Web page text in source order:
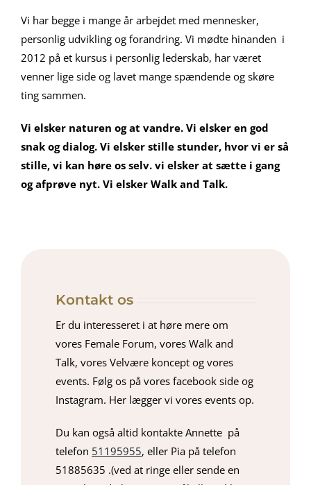
Vi har begge i mange år arbejdet med mennesker,
personlig udvikling og forandring. Vi mødte hinanden i
2012 på et kursus i personlig lederskab, har været
venner lige side og lavet mange spændende og skøre
ting sammen.
Vi elsker naturen og at vandre. Vi elsker en god
snak og dialog. Vi elsker stille stunder, hvor vi er så
stille, vi kan høre os selv. vi elsker at sætte i gang
og afprøve nyt. Vi elsker Walk and Talk.
Kontakt os
Er du interesseret i at høre mere om
vores Female Forum, vores Walk and
Talk, vores Velvære koncept og vores
events. Følg os på vores facebook side og
Instagram. Her lægger vi vores events op.
Du kan også altid kontakte Annette på
telefon 51195955, eller Pia på telefon
51885635 .(ved at ringe eller sende en